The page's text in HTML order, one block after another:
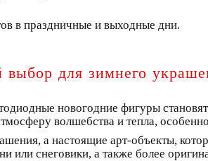
в праздничные и выходные дни.
для зимнего
новогодние фигуры
волшебства и тепла,
а настоящие арт-объекты,
или снеговики, а также более